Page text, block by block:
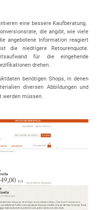
eine bessere Kaufberatung.
die angibt, wie viele
angebotene Information reagiert
die niedrigere Retourenquote.
für die eingehende
drehen.
benötigen Shops, in denen
diversen Abbildungen und
werden müssen.